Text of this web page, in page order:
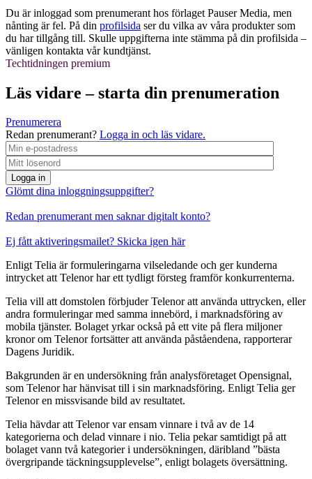
Du är inloggad som prenumerant hos förlaget Pauser Media, men
nånting är fel. På din profilsida ser du vilka av våra produkter som
du har tillgång till. Skulle uppgifterna inte stämma på din profilsida –
vänligen kontakta vår kundtjänst.
Techtidningen premium
Läs vidare – starta din prenumeration
Prenumerera
Redan prenumerant? Logga in och läs vidare.
Logga in
Glömt dina inloggningsuppgifter?
Redan prenumerant men saknar digitalt konto?
Ej fått aktiveringsmailet? Skicka igen här
Enligt Telia är formuleringarna vilseledande och ger kunderna
intrycket att Telenor har ett tydligt försteg framför konkurrenterna.
Telia vill att domstolen förbjuder Telenor att använda uttrycken, eller
andra formuleringar med samma innebörd, i marknadsföring av
mobila tjänster. Bolaget yrkar också på ett vite på flera miljoner
kronor om Telenor fortsätter att använda påståendena, rapporterar
Dagens Juridik.
Bakgrunden är en undersökning från analysföretaget Opensignal,
som Telenor har hänvisat till i sin marknadsföring. Enligt Telia ger
Telenor en missvisande bild av resultatet.
Telia hävdar att Telenor var ensam vinnare i två av de 14
kategorierna och delad vinnare i nio. Telia pekar samtidigt på att
bolaget vann två kategorier i undersökningen, däribland ”bästa
övergripande täckningsupplevelse”, enligt bolagets översättning.